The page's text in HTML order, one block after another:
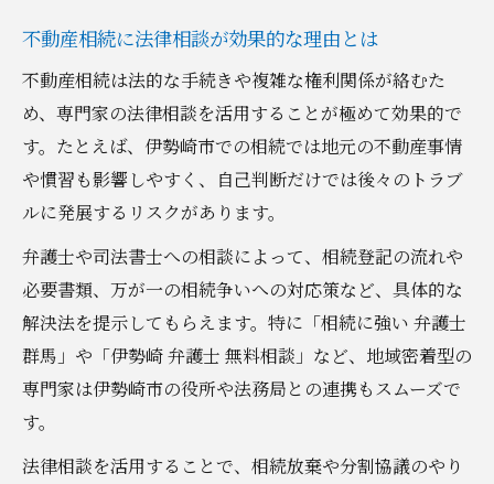
不動産相続に法律相談が効果的な理由とは
不動産相続は法的な手続きや複雑な権利関係が絡むた
め、専門家の法律相談を活用することが極めて効果的で
す。たとえば、伊勢崎市での相続では地元の不動産事情
や慣習も影響しやすく、自己判断だけでは後々のトラブ
ルに発展するリスクがあります。
弁護士や司法書士への相談によって、相続登記の流れや
必要書類、万が一の相続争いへの対応策など、具体的な
解決法を提示してもらえます。特に「相続に強い 弁護士
群馬」や「伊勢崎 弁護士 無料相談」など、地域密着型の
専門家は伊勢崎市の役所や法務局との連携もスムーズで
す。
法律相談を活用することで、相続放棄や分割協議のやり